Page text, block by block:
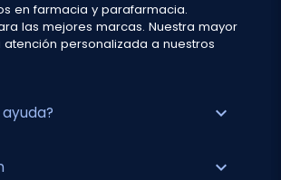
en farmacia y parafarmacia.
las mejores marcas. Nuestra mayor
personalizada a nuestros
expand_more
expand_more